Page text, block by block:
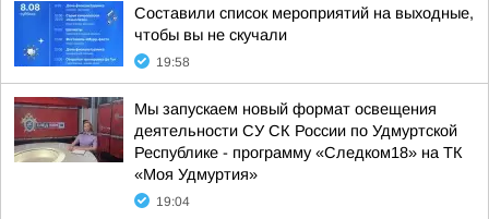
Составили список мероприятий на выходные,
чтобы вы не скучали
19:58
Мы запускаем новый формат освещения
деятельности СУ СК России по Удмуртской
Республике - программу «Следком18» на ТК
«Моя Удмуртия»
19:04